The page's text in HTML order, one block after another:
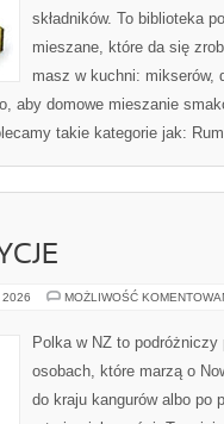
składników. To biblioteka
mieszane, które da się
masz w kuchni: mikserów,
aby domowe mieszanie
takie kategorie jak:
2026 MOŻLIWOŚĆ
Polka w NZ to
osobach, które marzą o
do kraju kangurów albo po